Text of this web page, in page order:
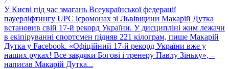
У Києві під час змагань Всеукраїнської федерації
пауерліфтингу UPC ієромонах зі Львівщини Макарій Дутка
встановив свій 17-й рекорд України. У дисципліні жим лежачи
в екіпіруванні спортсмен підняв 221 кілограм, пише Макарій
Дутка у Facebook. «Офіційний 17-й рекорд України вже у
наших руках! Все завдяки Богові і тренеру Павлу Зіньку», –
написав Макарій Дутка...